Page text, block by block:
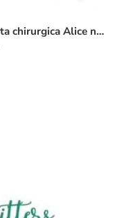
Cuffietta chirurgica Alice nel Paese delle Meraviglie rosso